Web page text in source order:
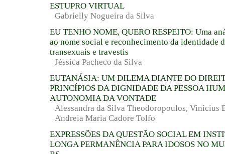
ESTUPRO VIRTUAL
Gabrielly Nogueira da Silva
EU TENHO NOME, QUERO RESPEITO: Uma
ao nome social e reconhecimento da identidade
transexuais e travestis
Jéssica Pacheco da Silva
EUTANÁSIA: UM DILEMA DIANTE DO
PRINCÍPIOS DA DIGNIDADE DA PESSOA
AUTONOMIA DA VONTADE
Alessandra da Silva Theodoropoulos, Vinícius
Andreia Maria Cadore Tolfo
EXPRESSÕES DA QUESTÃO SOCIAL EM
LONGA PERMANÊNCIA PARA IDOSOS NO